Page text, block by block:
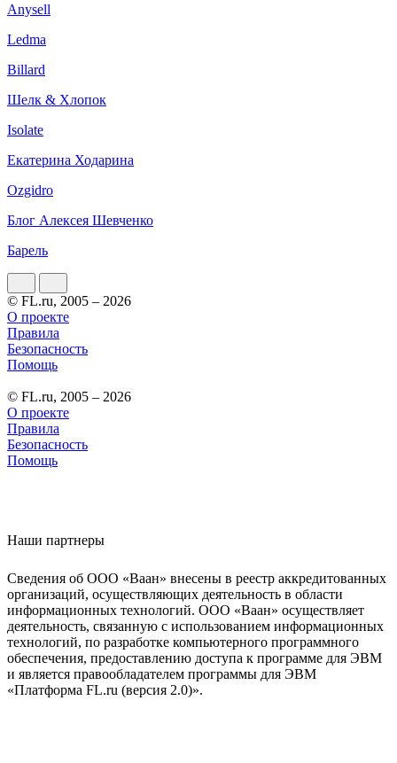
Anysell
Ledma
Billard
Шелк & Хлопок
Isolate
Екатерина Ходарина
Ozgidro
Блог Алексея Шевченко
Барель
© FL.ru, 2005 – 2026
О проекте
Правила
Безопасность
Помощь
© FL.ru, 2005 – 2026
О проекте
Правила
Безопасность
Помощь
Наши партнеры
Сведения об ООО «Ваан» внесены в реестр аккредитованных
организаций, осуществляющих деятельность в области
информационных технологий. ООО «Ваан» осуществляет
деятельность, связанную с использованием информационных
технологий, по разработке компьютерного программного
обеспечения, предоставлению доступа к программе для ЭВМ
и является правообладателем программы для ЭВМ
«Платформа FL.ru (версия 2.0)».